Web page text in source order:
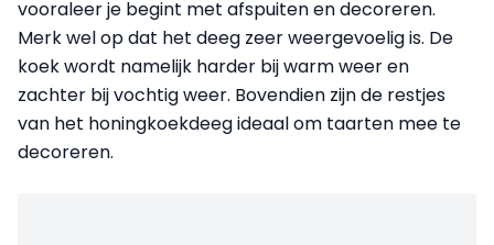
vooraleer je begint met afspuiten en decoreren.
Merk wel op dat het deeg zeer weergevoelig is. De
koek wordt namelijk harder bij warm weer en
zachter bij vochtig weer. Bovendien zijn de restjes
van het honingkoekdeeg ideaal om taarten mee te
decoreren.